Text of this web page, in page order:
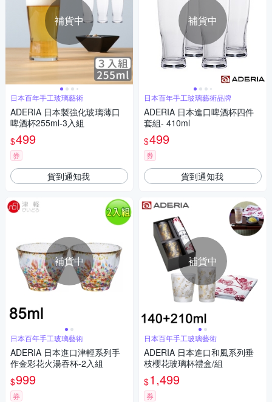
補貨中
日本百年手工玻璃藝術
ADERIA 日本製強化玻璃薄口
啤酒杯255ml-3入組
$499
券
貨到通知我
補貨中
日本百年手工玻璃藝術
ADERIA 日本進口津輕系列手
作金彩花火湯吞杯-2入組
$999
券
補貨中
日本百年手工玻璃藝術品牌
ADERIA 日本進口啤酒杯四件
套組- 410ml
$499
券
貨到通知我
補貨中
日本百年手工玻璃藝術
ADERIA 日本進口和風系列垂
枝櫻花玻璃杯禮盒/組
$1,499
券